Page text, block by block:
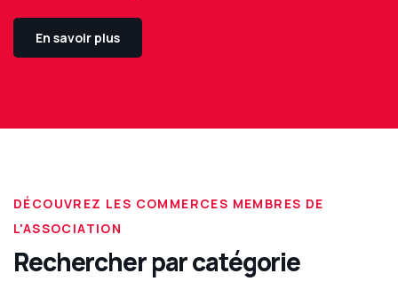
En savoir plus
DÉCOUVREZ LES COMMERCES MEMBRES DE
L'ASSOCIATION
Rechercher par catégorie